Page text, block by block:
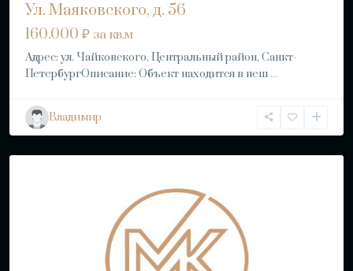
Ул. Маяковского, д. 56
160.000 ₽ за кв.м
Адрес: ул. Чайковского, Центральный район, Санкт-
ПетербургОписание: Объект находится в пеш...
Владимир